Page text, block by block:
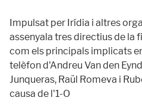
Impulsat per Irídia i altres
assenyala tres directius de la
com els principals implicats
telèfon d'Andreu Van den
Junqueras, Raül Romeva i
causa de l'1-O